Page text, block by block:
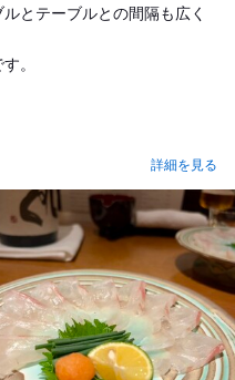
とテーブルとの間隔も広く
。
詳細を見る